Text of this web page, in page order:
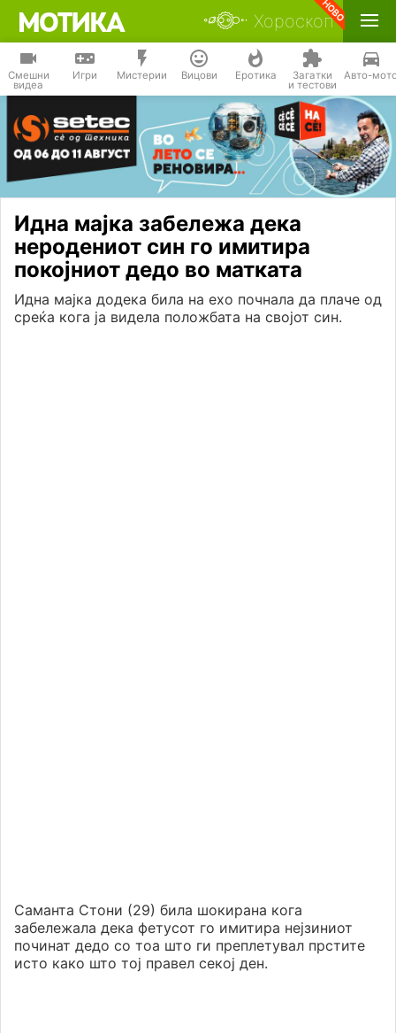
Хороскоп
Смешни
видеа
Игри Мистерии Вицови Еротика Загатки
и тестови
Авто-
Идна мајка забележа дека
неродениот син го имитира
покојниот дедо во матката
Идна мајка додека била на ехо почнала да плаче од
среќа кога ја видела положбата на својот син.
Саманта Стони (29) била шокирана кога
забележала дека фетусот го имитира нејзиниот
починат дедо со тоа што ги преплетувал прстите
исто како што тој правел секој ден.